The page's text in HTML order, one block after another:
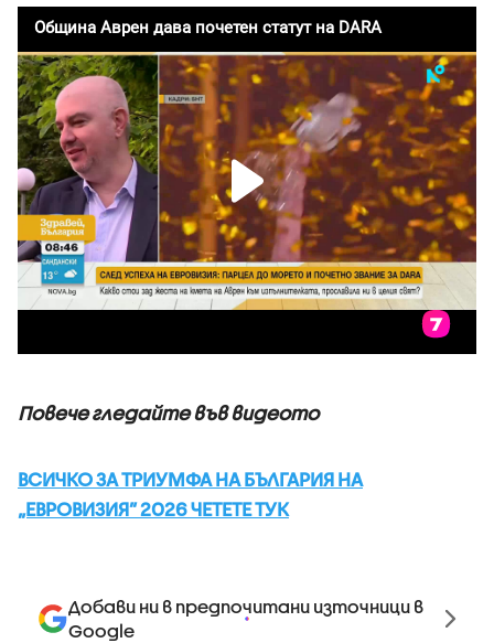
Повече гледайте във видеото
ВСИЧКО ЗА ТРИУМФА НА БЪЛГАРИЯ НА
„ЕВРОВИЗИЯ” 2026 ЧЕТЕТЕ ТУК
Добави ни в предпочитани източници в
Google